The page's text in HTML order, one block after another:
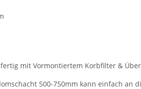
mit Vormontiertem Korbfilter &
500-750mm kann einfach